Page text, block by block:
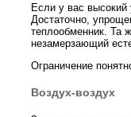
Если у вас
Достаточно,
теплообменник. Та
незамерзающий
Ограничение
Воздух-воздух